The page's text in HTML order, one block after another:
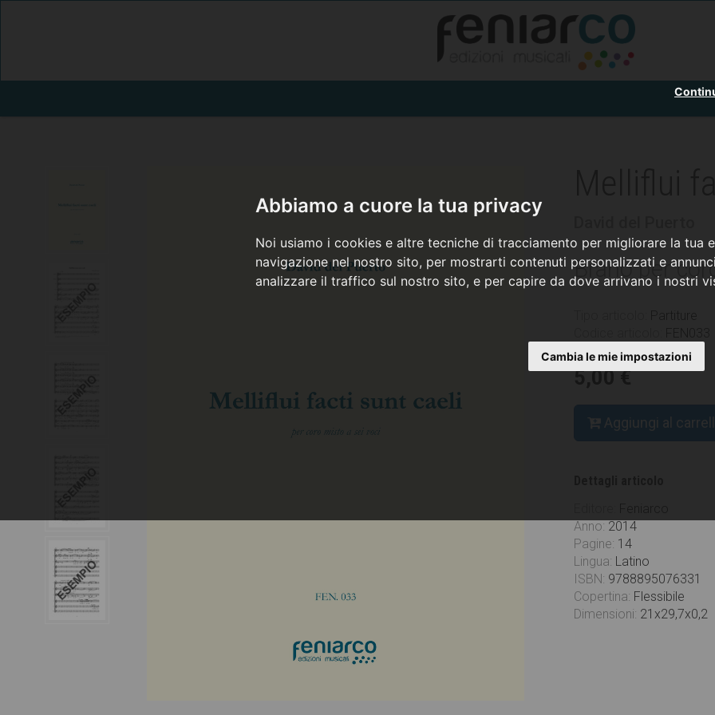
Abbiamo a cuore la tua privacy
Noi usiamo i cookies e altre tecniche di tracciamento per migliorare la tua
navigazione nel nostro sito, per mostrarti contenuti personalizzati e
analizzare il traffico sul nostro sito, e per capire da dove arrivano i nostri
Cambia le mie impostazioni
Brano per
5,00 €
Aggiungi al
Anno: 2014
Pagine: 14
Lingua: Latino
ISBN: 9788895076331
Copertina: Flessibile
Dimensioni: 21x29,7x0,2